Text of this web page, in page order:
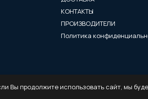
КОНТАКТЫ
ПРОИЗВОДИТЕЛИ
Политика
Вы продолжите использовать сайт, мы